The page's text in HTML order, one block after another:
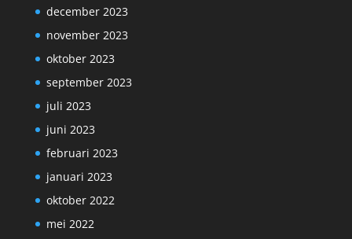
december 2023
november 2023
oktober 2023
september 2023
juli 2023
juni 2023
februari 2023
januari 2023
oktober 2022
mei 2022